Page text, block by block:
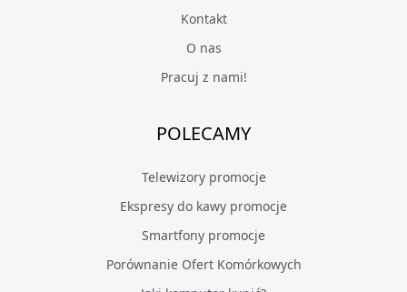
Kontakt
O nas
Pracuj z nami!
POLECAMY
Telewizory promocje
Ekspresy do kawy promocje
Smartfony promocje
Porównanie Ofert Komórkowych